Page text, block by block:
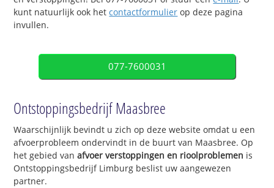
kunt natuurlijk ook hetcontactformulier op deze pagina
invullen.
077-7600031
Ontstoppingsbedrijf Maasbree
Waarschijnlijk bevindt u zich op deze website omdat u een
afvoerprobleem ondervindt in de buurt van Maasbree. Op
het gebied vanafvoer verstoppingen en rioolproblemen is
Ontstoppingsbedrijf Limburg beslist uw aangewezen
partner.